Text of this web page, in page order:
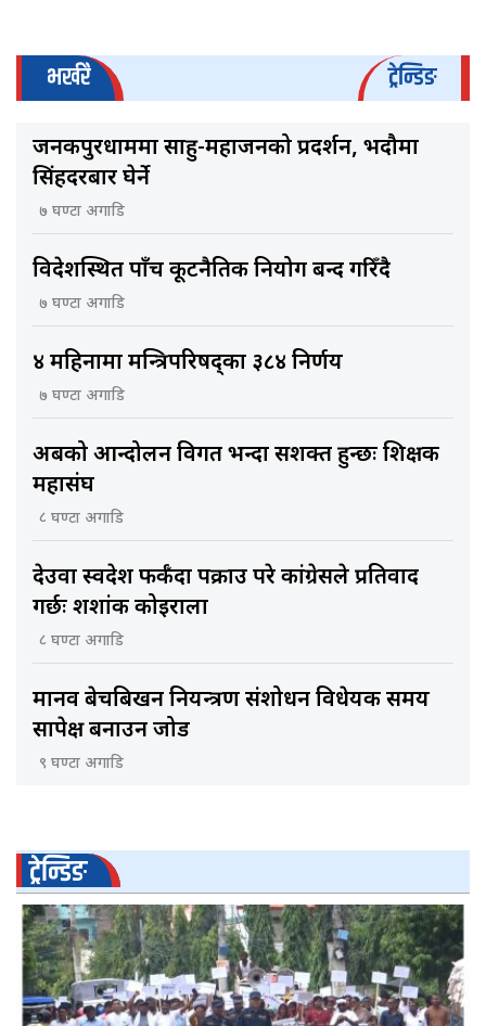
भर्खरै ट्रेन्डिङ
जनकपुरधाममा साहु-महाजनको प्रदर्शन, भदौमा
सिंहदरबार घेर्ने
७ घण्टा अगाडि
विदेशस्थित पाँच कूटनैतिक नियोग बन्द गरिँदै
७ घण्टा अगाडि
४ महिनामा मन्त्रिपरिषद्का ३८४ निर्णय
७ घण्टा अगाडि
अबको आन्दोलन विगत भन्दा सशक्त हुन्छः शिक्षक
महासंघ
८ घण्टा अगाडि
देउवा स्वदेश फर्कँदा पक्राउ परे कांग्रेसले प्रतिवाद
गर्छः शशांक कोइराला
८ घण्टा अगाडि
मानव बेचबिखन नियन्त्रण संशोधन विधेयक समय
सापेक्ष बनाउन जोड
९ घण्टा अगाडि
ट्रेन्डिङ